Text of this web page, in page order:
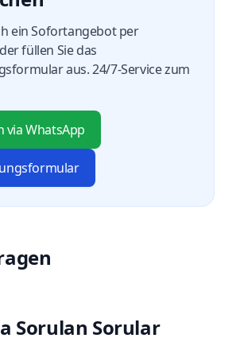
ein Sofortangebot per
füllen Sie das
aus. 24/7-Service zum
via WhatsApp
Sorulan Sorular